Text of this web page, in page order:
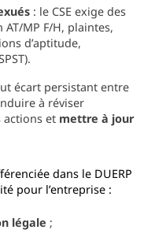
: le CSE exige des
MP F/H, plaintes,
d’aptitude,
écart persistant entre
à réviser
actions et mettre à jour
dans le DUERP
pour l’entreprise :
légale ;